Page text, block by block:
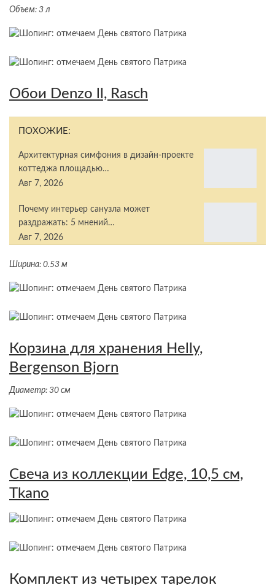
Объем: 3 л
Обои Denzo ll, Rasch
ПОХОЖИЕ:
Архитектурная симфония в дизайн-проекте
коттеджа площадью…
Авг 7, 2026
Почему интерьер санузла может
раздражать: 5 мнений…
Авг 7, 2026
Ширина: 0.53 м
Корзина для хранения Helly,
Bergenson Bjorn
Диаметр: 30 см
Свеча из коллекции Edge, 10,5 см,
Tkano
Комплект из четырех тарелок